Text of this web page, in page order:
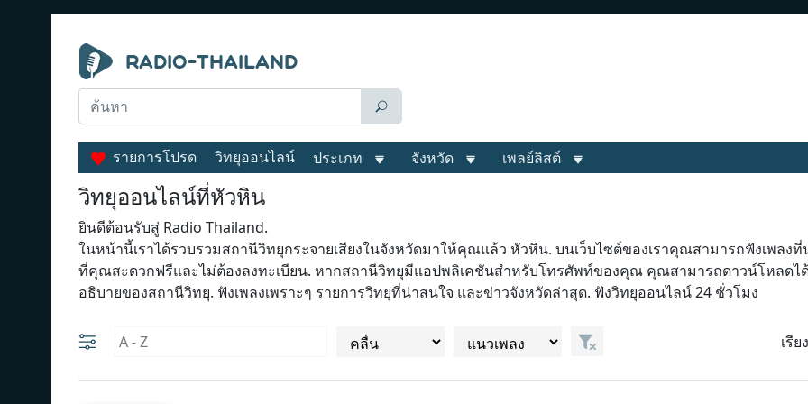
รายการโปรด วิทยุออนไลน์ ประเภท จังหวัด เพลย์ลิสต์
วิทยุออนไลน์ที่หัวหิน
ยินดีต้อนรับสู่ Radio Thailand.
ในหน้านี้เราได้รวบรวมสถานีวิทยุกระจายเสียงในจังหวัดมาให้คุณแล้ว หัวหิน. บนเว็บไซต์ของเราคุณสามารถฟังเพลง
ที่คุณสะดวกฟรีและไม่ต้องลงทะเบียน. หากสถานีวิทยุมีแอปพลิเคชันสำหรับโทรศัพท์ของคุณ คุณสามารถดาวน์โหลดไ
อธิบายของสถานีวิทยุ. ฟังเพลงเพราะๆ รายการวิทยุที่น่าสนใจ และข่าวจังหวัดล่าสุด. ฟังวิทยุออนไลน์ 24 ชั่วโมง
เรี